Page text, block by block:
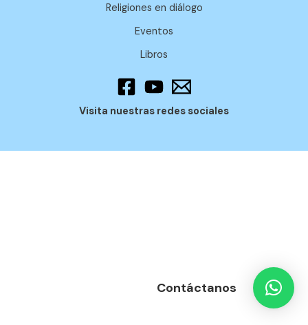
Religiones en diálogo
Eventos
Libros
Visita nuestras redes sociales
Contáctanos